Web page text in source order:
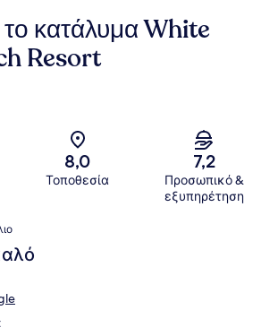
το κατάλυμα White
Resort
8,0
Τοποθεσία
7,2
Προσωπικό &
εξυπηρέτηση